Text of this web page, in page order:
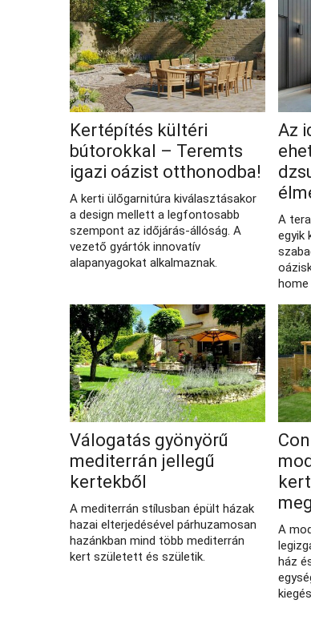
Kertépítés kültéri
bútorokkal – Teremts
igazi oázist otthonodba!
A kerti ülőgarnitúra kiválasztásakor
a design mellett a legfontosabb
szempont az időjárás-állóság. A
vezető gyártók innovatív
alapanyagokat alkalmaznak.
Az
A
egyik
Válogatás gyönyörű
mediterrán jellegű
kertekből
A mediterrán stílusban épült házak
hazai elterjedésével párhuzamosan
hazánkban mind több mediterrán
kert született és születik.
A
ház